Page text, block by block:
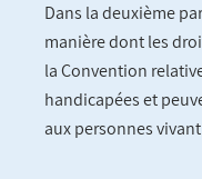
Dans la deuxième
manière dont les
la Convention
handicapées et
aux personnes